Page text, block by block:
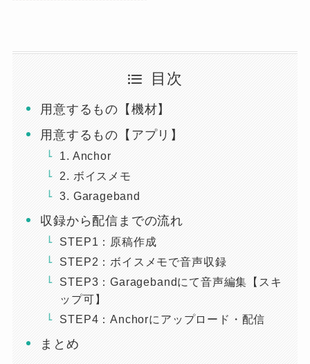
目次
用意するもの【機材】
用意するもの【アプリ】
1. Anchor
2. ボイスメモ
3. Garageband
収録から配信までの流れ
STEP1：原稿作成
STEP2：ボイスメモで音声収録
STEP3：Garagebandにて音声編集【スキ
ップ可】
STEP4：Anchorにアップロード・配信
まとめ